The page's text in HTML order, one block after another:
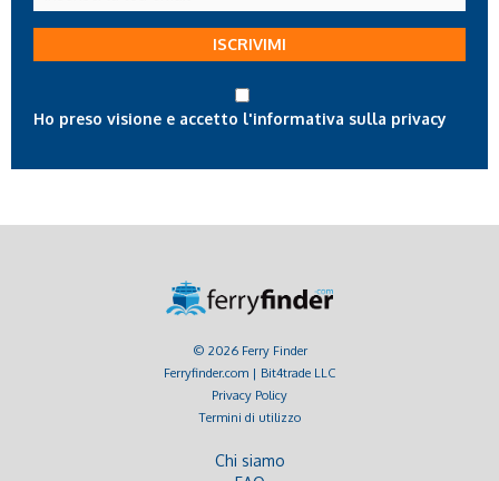
la
tua
ISCRIVIMI
Ho preso visione e accetto l'informativa sulla privacy
© 2026 Ferry Finder
Ferryfinder.com | Bit4trade LLC
Privacy Policy
Termini di utilizzo
Chi siamo